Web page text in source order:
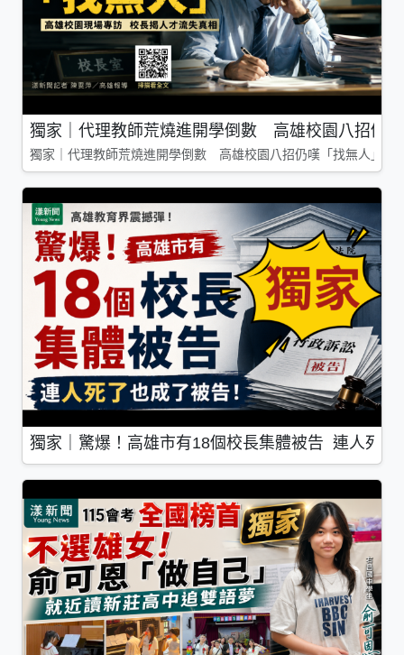
獨家｜代理教師荒燒進開學倒數 高雄校園八招仍
獨家｜代理教師荒燒進開學倒數 高雄校園八招仍嘆「找無人」
獨家｜驚爆！高雄市有18個校長集體被告 連人死了